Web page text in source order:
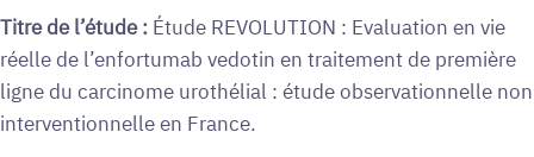
Titre de l’étude : Étude REVOLUTION : Evaluation en vie
réelle de l’enfortumab vedotin en traitement de première
ligne du carcinome urothélial : étude observationnelle non
interventionnelle en France.